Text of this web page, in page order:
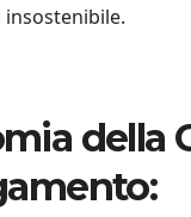
insostenibile.
della